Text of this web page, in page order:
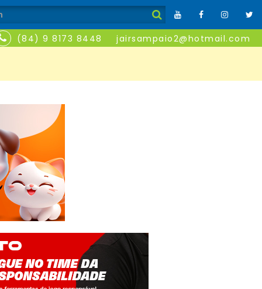
(84) 9 8173 8448 jairsampaio2@hotmail.com